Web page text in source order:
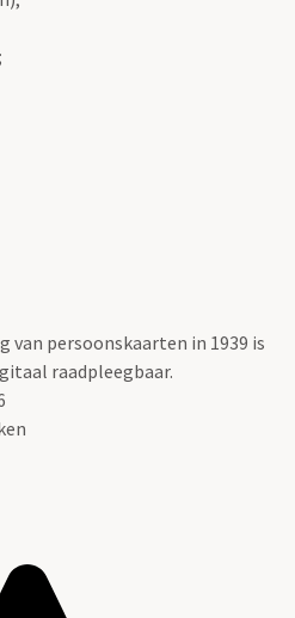
van persoonskaarten in 1939 is
raadpleegbaar.